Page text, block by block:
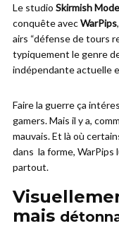
Le studio Skirmish
conquête avecWarPips
airs “défense de tours
typiquement le genre
indépendante actuelle
Faire la guerre ça
gamers. Mais il y a,
mauvais. Et là où
dans la forme, WarPips
partout.
mais